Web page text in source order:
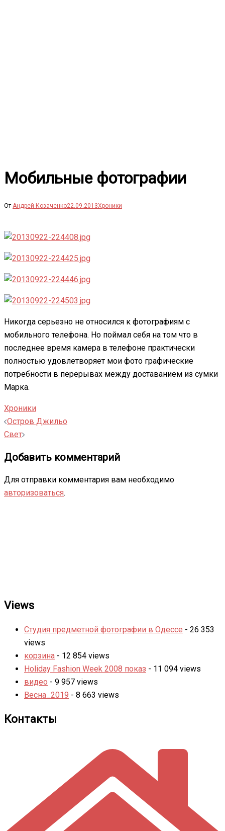
Мобильные фотографии
От Андрей Козаченко22.09.2013Хроники
Никогда серьезно не относился к фотографиям с
мобильного телефона. Но поймал себя на том что в
последнее время камера в телефоне практически
полностью удовлетворяет мои фото графические
потребности в перерывах между доставанием из сумки
Марка.
Хроники
Навигация
записи
Остров Джильо
Свет
Добавить комментарий
Для отправки комментария вам необходимо
авторизоваться.
Views
Студия предметной фотографии в Одессе - 26 353
views
корзина - 12 854 views
Holiday Fashion Week 2008 показ - 11 094 views
видео - 9 957 views
Весна_2019 - 8 663 views
Контакты